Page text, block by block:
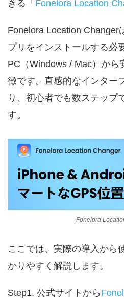
きる「 Fonelora Location
Fonelora Location Changer
プリをインストールする必
PC（Windows / Mac）から
徴です。直感的なインター
り、初心者でも数ステップ
す。
Fonelora
ここでは、実際の導入から
かりやすく解説します。
Step1. 公式サイトから